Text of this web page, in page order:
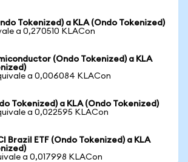
Tokenized) a KLA (Ondo Tokenized)
a 0,270510 KLACon
(Ondo Tokenized) a KLA
a 0,006084 KLACon
Tokenized) a KLA (Ondo Tokenized)
a 0,022595 KLACon
Brazil ETF (Ondo Tokenized) a KLA
a 0,017998 KLACon